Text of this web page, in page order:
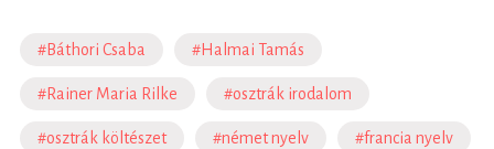
#Báthori Csaba #Halmai Tamás
#Rainer Maria Rilke #osztrák irodalom
#osztrák költészet #német nyelv #francia nyelv